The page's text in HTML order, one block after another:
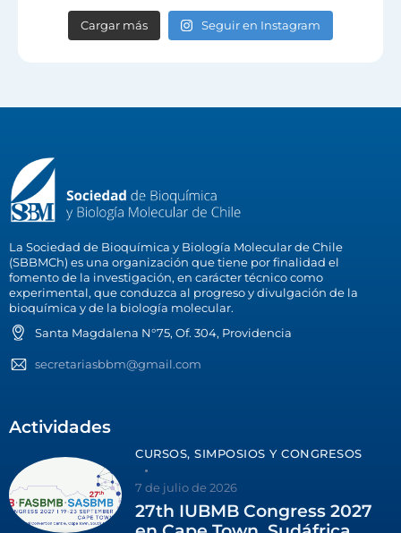
Cargar más Seguir en Instagram
La Sociedad de Bioquímica y Biología Molecular de Chile
(SBBMCh) es una organización que tiene por finalidad el
fomento de la investigación, en carácter técnico como
experimental, que conduzca al progreso y divulgación de la
bioquímica y de la biología molecular.
Santa Magdalena N°75, Of. 304, Providencia
secretariasbbm@gmail.com
Actividades
CURSOS, SIMPOSIOS Y CONGRESOS
7 de julio de 2026
27th IUBMB Congress 2027